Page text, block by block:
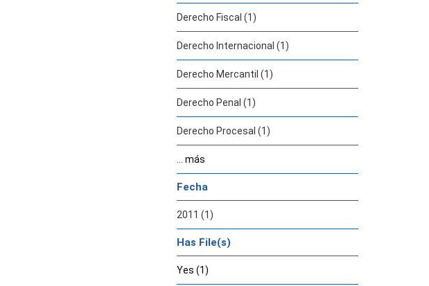
Derecho Fiscal (1)
Derecho Internacional (1)
Derecho Mercantil (1)
Derecho Penal (1)
Derecho Procesal (1)
... más
Fecha
2011 (1)
Has File(s)
Yes (1)